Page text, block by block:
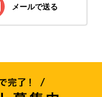
メールで送る